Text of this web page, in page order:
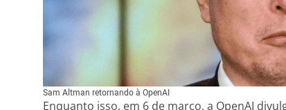
Sam Altman retornando à OpenAI
Enquanto isso, em 6 de março, a OpenAI